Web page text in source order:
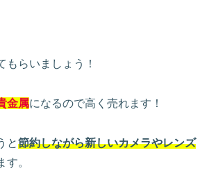
もらいましょう！
金属になるので高く売れます！
と節約しながら新しいカメラやレンズ
す。